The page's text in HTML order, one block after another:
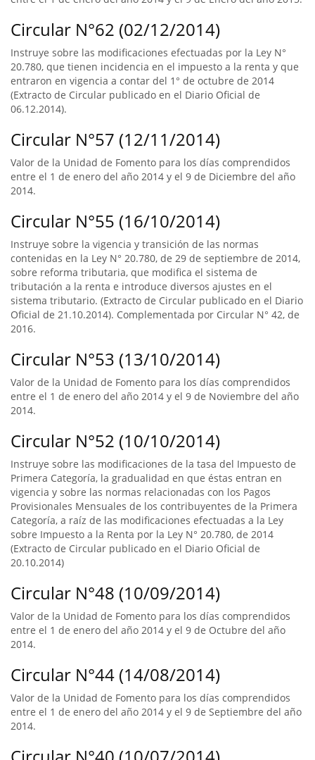
Circular N°62 (02/12/2014)
Instruye sobre las modificaciones efectuadas por la Ley N°
20.780, que tienen incidencia en el impuesto a la renta y que
entraron en vigencia a contar del 1° de octubre de 2014
(Extracto de Circular publicado en el Diario Oficial de
06.12.2014).
Circular N°57 (12/11/2014)
Valor de la Unidad de Fomento para los días comprendidos
entre el 1 de enero del año 2014 y el 9 de Diciembre del año
2014.
Circular N°55 (16/10/2014)
Instruye sobre la vigencia y transición de las normas
contenidas en la Ley N° 20.780, de 29 de septiembre de 2014,
sobre reforma tributaria, que modifica el sistema de
tributación a la renta e introduce diversos ajustes en el
sistema tributario. (Extracto de Circular publicado en el Diario
Oficial de 21.10.2014). Complementada por Circular N° 42, de
2016.
Circular N°53 (13/10/2014)
Valor de la Unidad de Fomento para los días comprendidos
entre el 1 de enero del año 2014 y el 9 de Noviembre del año
2014.
Circular N°52 (10/10/2014)
Instruye sobre las modificaciones de la tasa del Impuesto de
Primera Categoría, la gradualidad en que éstas entran en
vigencia y sobre las normas relacionadas con los Pagos
Provisionales Mensuales de los contribuyentes de la Primera
Categoría, a raíz de las modificaciones efectuadas a la Ley
sobre Impuesto a la Renta por la Ley N° 20.780, de 2014
(Extracto de Circular publicado en el Diario Oficial de
20.10.2014)
Circular N°48 (10/09/2014)
Valor de la Unidad de Fomento para los días comprendidos
entre el 1 de enero del año 2014 y el 9 de Octubre del año
2014.
Circular N°44 (14/08/2014)
Valor de la Unidad de Fomento para los días comprendidos
entre el 1 de enero del año 2014 y el 9 de Septiembre del año
2014.